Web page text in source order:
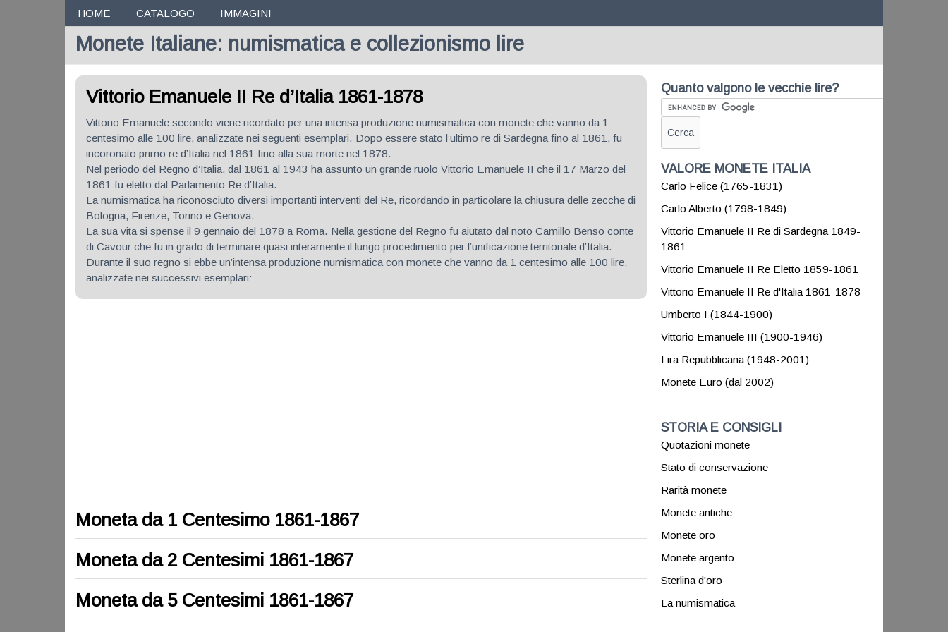
HOME CATALOGO IMMAGINI
Monete Italiane: numismatica e collezionismo lire
Vittorio Emanuele II Re d’Italia 1861-1878
Vittorio Emanuele secondo viene ricordato per una intensa produzione numismatica con monete che vanno da 1
centesimo alle 100 lire, analizzate nei seguenti esemplari. Dopo essere stato l’ultimo re di Sardegna fino al 1861, fu
incoronato primo re d’Italia nel 1861 fino alla sua morte nel 1878.
Nel periodo del Regno d’Italia, dal 1861 al 1943 ha assunto un grande ruolo Vittorio Emanuele II che il 17 Marzo del
1861 fu eletto dal Parlamento Re d’Italia.
La numismatica ha riconosciuto diversi importanti interventi del Re, ricordando in particolare la chiusura delle zecche di
Bologna, Firenze, Torino e Genova.
La sua vita si spense il 9 gennaio del 1878 a Roma. Nella gestione del Regno fu aiutato dal noto Camillo Benso conte
di Cavour che fu in grado di terminare quasi interamente il lungo procedimento per l’unificazione territoriale d’Italia.
Durante il suo regno si ebbe un’intensa produzione numismatica con monete che vanno da 1 centesimo alle 100 lire,
analizzate nei successivi esemplari:
Moneta da 1 Centesimo 1861-1867
Moneta da 2 Centesimi 1861-1867
Moneta da 5 Centesimi 1861-1867
Quanto valgono le vecchie lire?
VALORE MONETE ITALIA
Carlo Felice (1765-1831)
Carlo Alberto (1798-1849)
Vittorio Emanuele II Re di Sardegna 1849-
1861
Vittorio Emanuele II Re Eletto 1859-1861
Vittorio Emanuele II Re d'Italia 1861-1878
Umberto I (1844-1900)
Vittorio Emanuele III (1900-1946)
Lira Repubblicana (1948-2001)
Monete Euro (dal 2002)
STORIA E CONSIGLI
Quotazioni monete
Stato di conservazione
Rarità monete
Monete antiche
Monete oro
Monete argento
Sterlina d'oro
La numismatica